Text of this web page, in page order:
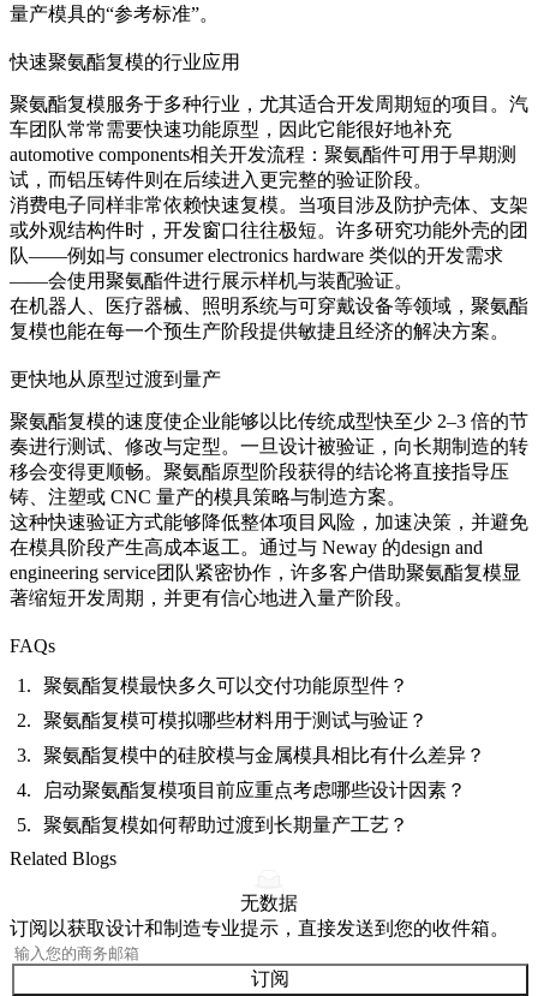
量产模具的“参考标准”。
快速聚氨酯复模的行业应用
聚氨酯复模服务于多种行业，尤其适合开发周期短的项目。汽
车团队常常需要快速功能原型，因此它能很好地补充
automotive components相关开发流程：聚氨酯件可用于早期测
试，而铝压铸件则在后续进入更完整的验证阶段。
消费电子同样非常依赖快速复模。当项目涉及防护壳体、支架
或外观结构件时，开发窗口往往极短。许多研究功能外壳的团
队——例如与 consumer electronics hardware 类似的开发需求
——会使用聚氨酯件进行展示样机与装配验证。
在机器人、医疗器械、照明系统与可穿戴设备等领域，聚氨酯
复模也能在每一个预生产阶段提供敏捷且经济的解决方案。
更快地从原型过渡到量产
聚氨酯复模的速度使企业能够以比传统成型快至少 2–3 倍的节
奏进行测试、修改与定型。一旦设计被验证，向长期制造的转
移会变得更顺畅。聚氨酯原型阶段获得的结论将直接指导压
铸、注塑或 CNC 量产的模具策略与制造方案。
这种快速验证方式能够降低整体项目风险，加速决策，并避免
在模具阶段产生高成本返工。通过与 Neway 的design and
engineering service团队紧密协作，许多客户借助聚氨酯复模显
著缩短开发周期，并更有信心地进入量产阶段。
FAQs
聚氨酯复模最快多久可以交付功能原型件？
聚氨酯复模可模拟哪些材料用于测试与验证？
聚氨酯复模中的硅胶模与金属模具相比有什么差异？
启动聚氨酯复模项目前应重点考虑哪些设计因素？
聚氨酯复模如何帮助过渡到长期量产工艺？
Related Blogs
无数据
订阅以获取设计和制造专业提示，直接发送到您的收件箱。
订阅